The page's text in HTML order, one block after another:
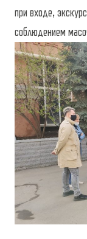
при входе,
соблюдением